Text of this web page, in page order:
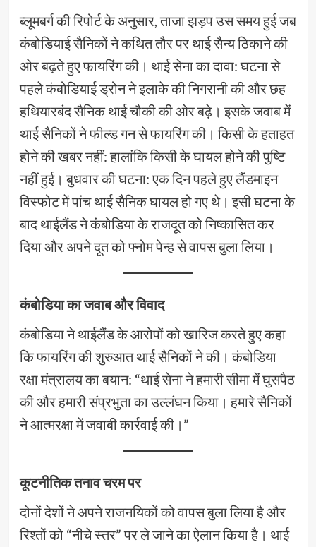
ब्लूमबर्ग की रिपोर्ट के अनुसार, ताजा झड़प उस समय हुई जब
कंबोडियाई सैनिकों ने कथित तौर पर थाई सैन्य ठिकाने की
ओर बढ़ते हुए फायरिंग की। थाई सेना का दावा: घटना से
पहले कंबोडियाई ड्रोन ने इलाके की निगरानी की और छह
हथियारबंद सैनिक थाई चौकी की ओर बढ़े। इसके जवाब में
थाई सैनिकों ने फील्ड गन से फायरिंग की। किसी के हताहत
होने की खबर नहीं: हालांकि किसी के घायल होने की पुष्टि
नहीं हुई। बुधवार की घटना: एक दिन पहले हुए लैंडमाइन
विस्फोट में पांच थाई सैनिक घायल हो गए थे। इसी घटना के
बाद थाईलैंड ने कंबोडिया के राजदूत को निष्कासित कर
दिया और अपने दूत को फ्नोम पेन्ह से वापस बुला लिया।
कंबोडिया का जवाब और विवाद
कंबोडिया ने थाईलैंड के आरोपों को खारिज करते हुए कहा
कि फायरिंग की शुरुआत थाई सैनिकों ने की। कंबोडिया
रक्षा मंत्रालय का बयान: “थाई सेना ने हमारी सीमा में घुसपैठ
की और हमारी संप्रभुता का उल्लंघन किया। हमारे सैनिकों
ने आत्मरक्षा में जवाबी कार्रवाई की।”
कूटनीतिक तनाव चरम पर
दोनों देशों ने अपने राजनयिकों को वापस बुला लिया है और
रिश्तों को “नीचे स्तर” पर ले जाने का ऐलान किया है। थाई